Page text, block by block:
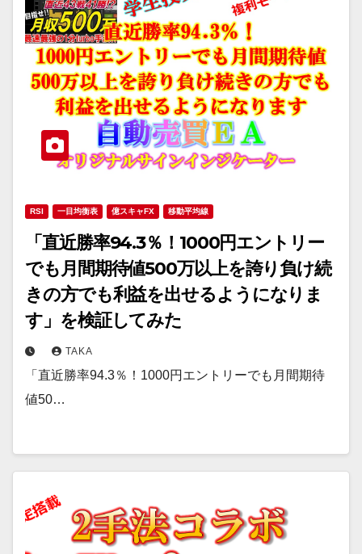
RSI 一目均衡表 億スキャFX 移動平均線
「直近勝率94.3％！1000円エントリー
でも月間期待値500万以上を誇り負け続
きの方でも利益を出せるようになりま
す」を検証してみた
TAKA
「直近勝率94.3％！1000円エントリーでも月間期待
値50…